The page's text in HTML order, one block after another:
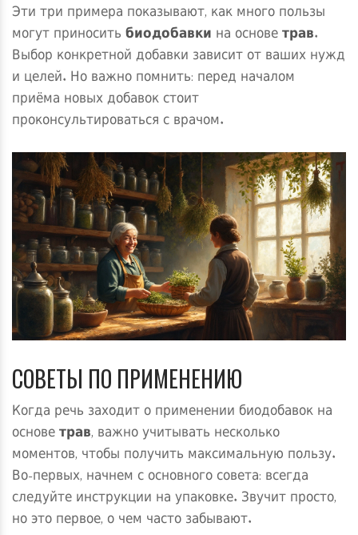
Эти три примера показывают, как много пользы
могут приносить биодобавки на основетрав.
Выбор конкретной добавки зависит от ваших нужд
и целей. Но важно помнить: перед началом
приёма новых добавок стоит
проконсультироваться с врачом.
СОВЕТЫ ПО ПРИМЕНЕНИЮ
Когда речь заходит о применении биодобавок на
основетрав, важно учитывать несколько
моментов, чтобы получить максимальную пользу.
Во-первых, начнем с основного совета: всегда
следуйте инструкции на упаковке. Звучит просто,
но это первое, о чем часто забывают.